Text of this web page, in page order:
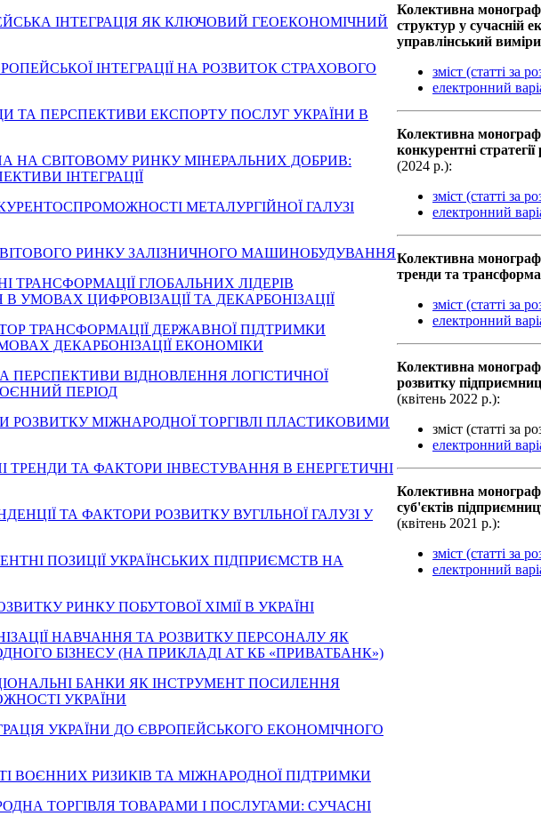
ІНТЕГРАЦІЯ ЯК КЛЮЧОВИЙ ГЕОЕКОНОМІЧНИЙ
ІНТЕГРАЦІЇ НА РОЗВИТОК СТРАХОВОГО
ТА ПЕРСПЕКТИВИ ЕКСПОРТУ ПОСЛУГ УКРАЇНИ В
НА СВІТОВОМУ РИНКУ МІНЕРАЛЬНИХ ДОБРИВ:
ІНТЕГРАЦІЇ
МЕТАЛУРГІЙНОЇ ГАЛУЗІ
СВІТОВОГО РИНКУ ЗАЛІЗНИЧНОГО МАШИНОБУДУВАННЯ
ТРАНСФОРМАЦІЇ ГЛОБАЛЬНИХ ЛІДЕРІВ
ЦИФРОВІЗАЦІЇ ТА ДЕКАРБОНІЗАЦІЇ
ТРАНСФОРМАЦІЇ ДЕРЖАВНОЇ ПІДТРИМКИ
ДЕКАРБОНІЗАЦІЇ ЕКОНОМІКИ
ПЕРСПЕКТИВИ ВІДНОВЛЕННЯ ЛОГІСТИЧНОЇ
ПЕРІОД
РОЗВИТКУ МІЖНАРОДНОЇ ТОРГІВЛІ ПЛАСТИКОВИМИ
ТРЕНДИ ТА ФАКТОРИ ІНВЕСТУВАННЯ В ЕНЕРГЕТИЧНІ
ТА ФАКТОРИ РОЗВИТКУ ВУГІЛЬНОЇ ГАЛУЗІ У
ПОЗИЦІЇ УКРАЇНСЬКИХ ПІДПРИЄМСТВ НА
РИНКУ ПОБУТОВОЇ ХІМІЇ В УКРАЇНІ
НАВЧАННЯ ТА РОЗВИТКУ ПЕРСОНАЛУ ЯК
БІЗНЕСУ (НА ПРИКЛАДІ АТ КБ «ПРИВАТБАНК»)
БАНКИ ЯК ІНСТРУМЕНТ ПОСИЛЕННЯ
УКРАЇНИ
УКРАЇНИ ДО ЄВРОПЕЙСЬКОГО ЕКОНОМІЧНОГО
ВОЄННИХ РИЗИКІВ ТА МІЖНАРОДНОЇ ПІДТРИМКИ
ТОРГІВЛЯ ТОВАРАМИ І ПОСЛУГАМИ: СУЧАСНІ
Колективна
структур у сучасній
управлінський
зміст (статті за
електронний
Колективна
конкурентні
(2024 р.):
зміст (статті за
електронний
Колективна
тренди та
зміст (статті за
електронний
Колективна
розвитку
(квiтень 2022 р.):
зміст (статті за
електронний
Колективна
суб'єктів
(квiтень 2021 р.):
зміст (статті за
електронний